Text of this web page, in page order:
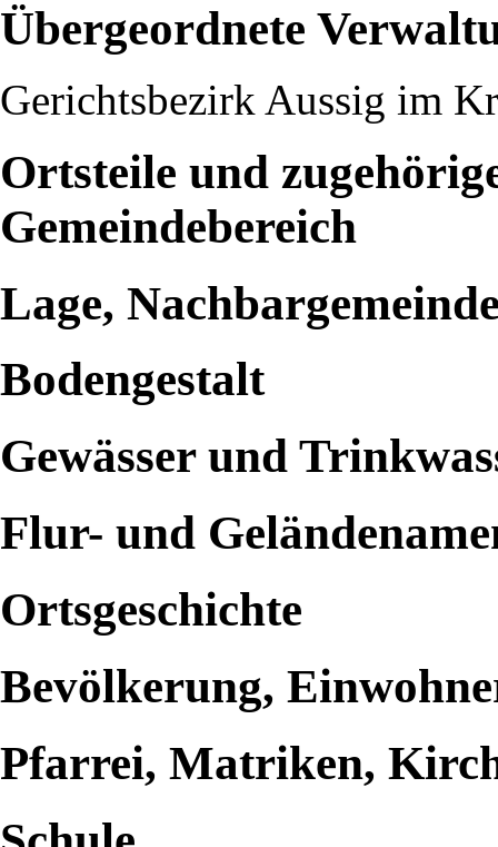
Übergeordnete
Gerichtsbezirk Aussig im
Ortsteile und
Gemeindebereich
Lage,
Bodengestalt
Gewässer und
Flur- und
Ortsgeschichte
Bevölkerung,
Pfarrei, Matriken,